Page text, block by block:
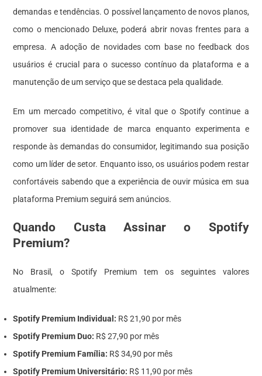
demandas e tendências. O possível lançamento de novos planos,
como o mencionado Deluxe, poderá abrir novas frentes para a
empresa. A adoção de novidades com base no feedback dos
usuários é crucial para o sucesso contínuo da plataforma e a
manutenção de um serviço que se destaca pela qualidade.
Em um mercado competitivo, é vital que o Spotify continue a
promover sua identidade de marca enquanto experimenta e
responde às demandas do consumidor, legitimando sua posição
como um líder de setor. Enquanto isso, os usuários podem restar
confortáveis sabendo que a experiência de ouvir música em sua
plataforma Premium seguirá sem anúncios.
Quando Custa Assinar o Spotify
Premium?
No Brasil, o Spotify Premium tem os seguintes valores
atualmente:
Spotify Premium Individual: R$ 21,90 por mês
Spotify Premium Duo: R$ 27,90 por mês
Spotify Premium Família: R$ 34,90 por mês
Spotify Premium Universitário: R$ 11,90 por mês